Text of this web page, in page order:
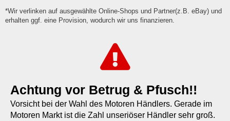
*Wir verlinken auf ausgewählte Online-Shops und Partner(z.B. eBay) und
erhalten ggf. eine Provision, wodurch wir uns finanzieren.
Achtung vor Betrug & Pfusch!!
Vorsicht bei der Wahl des Motoren Händlers. Gerade im
Motoren Markt ist die Zahl unseriöser Händler sehr groß.